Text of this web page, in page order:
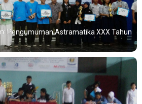
Pengumuman Astramatika XXX Tahun